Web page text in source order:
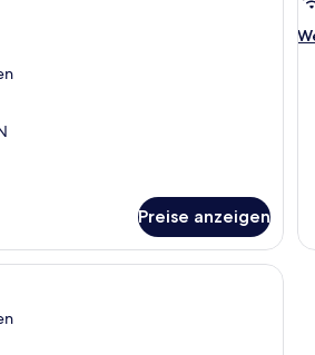
Preise anzeigen
Badezimmer | Badewanne,